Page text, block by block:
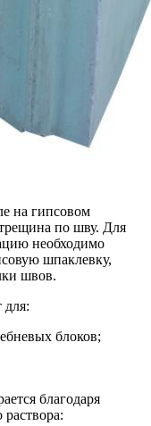
на гипсовом
по шву. Для
необходимо
шпаклевку,
швов.
для:
блоков;
благодаря